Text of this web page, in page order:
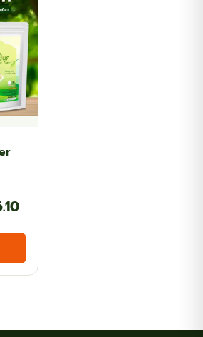
Price
range:
through
This
has
The